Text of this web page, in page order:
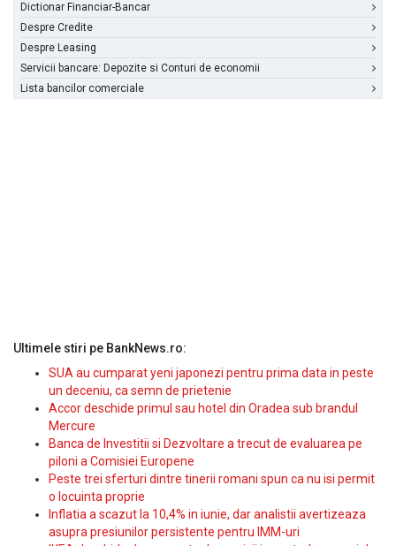
Dictionar Financiar-Bancar
Despre Credite
Despre Leasing
Servicii bancare: Depozite si Conturi de economii
Lista bancilor comerciale
Ultimele stiri pe BankNews.ro:
SUA au cumparat yeni japonezi pentru prima data in peste
un deceniu, ca semn de prietenie
Accor deschide primul sau hotel din Oradea sub brandul
Mercure
Banca de Investitii si Dezvoltare a trecut de evaluarea pe
piloni a Comisiei Europene
Peste trei sferturi dintre tinerii romani spun ca nu isi permit
o locuinta proprie
Inflatia a scazut la 10,4% in iunie, dar analistii avertizeaza
asupra presiunilor persistente pentru IMM-uri